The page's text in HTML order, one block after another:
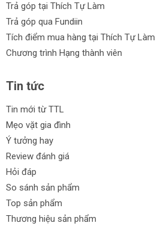
Trả góp tại Thích Tự Làm
Trả góp qua Fundiin
Tích điểm mua hàng tại Thích Tự Làm
Chương trình Hạng thành viên
Tin tức
Tin mới từ TTL
Mẹo vặt gia đình
Ý tưởng hay
Review đánh giá
Hỏi đáp
So sánh sản phẩm
Top sản phẩm
Thương hiệu sản phẩm